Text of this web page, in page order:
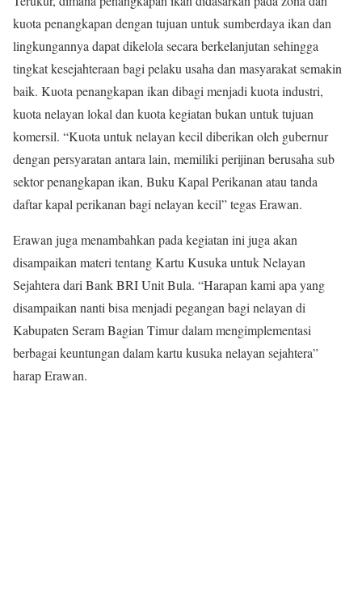
kuota penangkapan dengan tujuan untuk sumberdaya ikan dan
lingkungannya dapat dikelola secara berkelanjutan sehingga
tingkat kesejahteraan bagi pelaku usaha dan masyarakat semakin
baik. Kuota penangkapan ikan dibagi menjadi kuota industri,
kuota nelayan lokal dan kuota kegiatan bukan untuk tujuan
komersil. “Kuota untuk nelayan kecil diberikan oleh gubernur
dengan persyaratan antara lain, memiliki perijinan berusaha sub
sektor penangkapan ikan, Buku Kapal Perikanan atau tanda
daftar kapal perikanan bagi nelayan kecil” tegas Erawan.
Erawan juga menambahkan pada kegiatan ini juga akan
disampaikan materi tentang Kartu Kusuka untuk Nelayan
Sejahtera dari Bank BRI Unit Bula. “Harapan kami apa yang
disampaikan nanti bisa menjadi pegangan bagi nelayan di
Kabupaten Seram Bagian Timur dalam mengimplementasi
berbagai keuntungan dalam kartu kusuka nelayan sejahtera”
harap Erawan.